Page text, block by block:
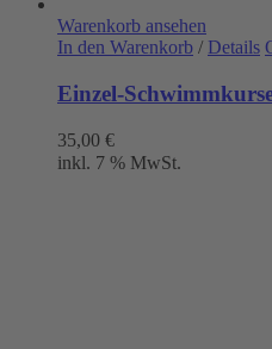
Warenkorb ansehen
In den Warenkorb / Details
Einzel-
35,00 €
inkl. 7 % MwSt.